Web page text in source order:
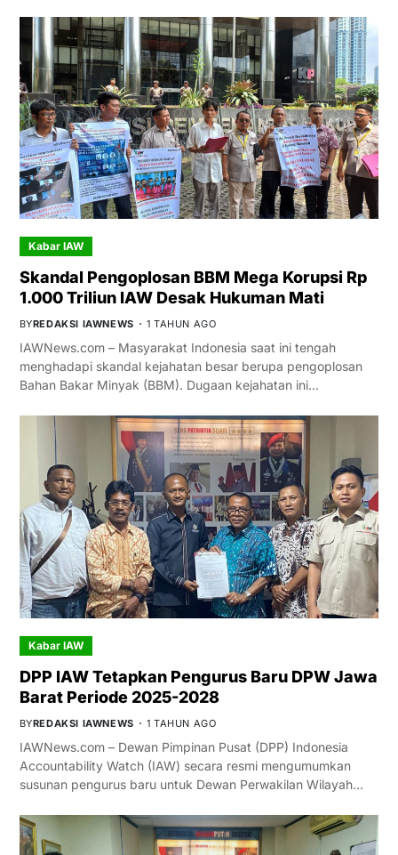
Kabar IAW
Skandal Pengoplosan BBM Mega Korupsi Rp
1.000 Triliun IAW Desak Hukuman Mati
BYREDAKSI IAWNEWS 1 TAHUN AGO
IAWNews.com – Masyarakat Indonesia saat ini tengah
menghadapi skandal kejahatan besar berupa pengoplosan
Bahan Bakar Minyak (BBM). Dugaan kejahatan ini…
Kabar IAW
DPP IAW Tetapkan Pengurus Baru DPW Jawa
Barat Periode 2025-2028
BYREDAKSI IAWNEWS 1 TAHUN AGO
IAWNews.com – Dewan Pimpinan Pusat (DPP) Indonesia
Accountability Watch (IAW) secara resmi mengumumkan
susunan pengurus baru untuk Dewan Perwakilan Wilayah…